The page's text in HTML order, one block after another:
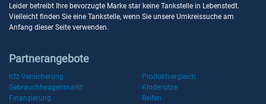
Leider betreibt Ihre bevorzugte Marke star keine Tankstelle in Lebenstedt.
Vielleicht finden Sie eine Tankstelle, wenn Sie unsere Umkreissuche am
Anfang dieser Seite verwenden.
Partnerangebote
Kfz-Versicherung
Produktvergleich
Gebrauchtwagenmarkt
Kindersitze
Finanzierung
Reifen